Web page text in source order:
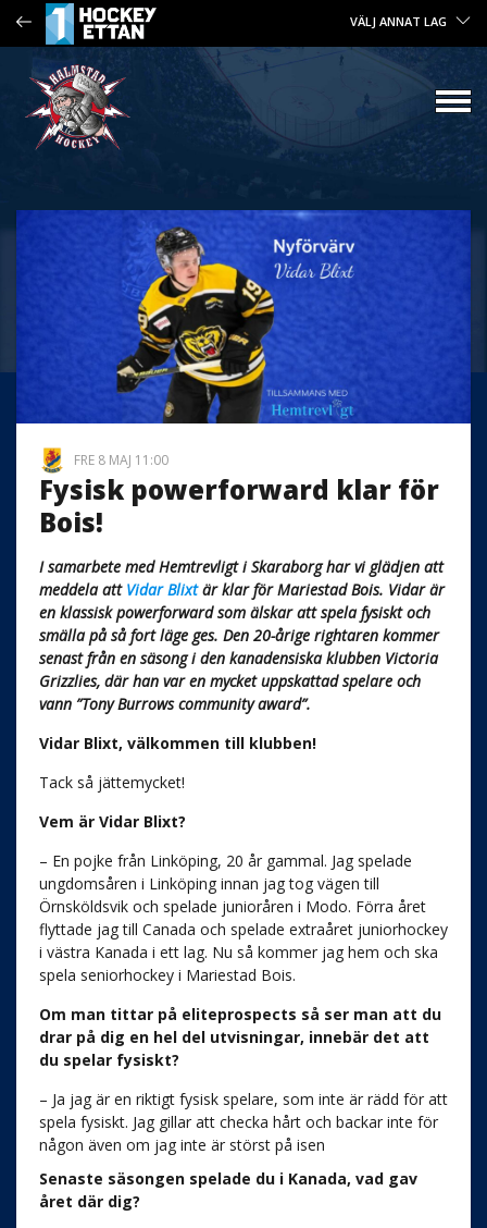
VÄLJ ANNAT LAG
FRE 8 MAJ 11:00
Fysisk powerforward klar för
Bois!
I samarbete med Hemtrevligt i Skaraborg har vi glädjen att
meddela att Vidar Blixtär klar för Mariestad Bois. Vidar är
en klassisk powerforward som älskar att spela fysiskt och
smälla på så fort läge ges. Den 20-årige rightaren kommer
senast från en säsong i den kanadensiska klubben Victoria
Grizzlies, där han var en mycket uppskattad spelare och
vann ”Tony Burrows community award”.
Vidar Blixt, välkommen till klubben!
Tack så jättemycket!
Vem är Vidar Blixt?
– En pojke från Linköping, 20 år gammal. Jag spelade
ungdomsåren i Linköping innan jag tog vägen till
Örnsköldsvik och spelade junioråren i Modo. Förra året
flyttade jag till Canada och spelade extraåret juniorhockey
i västra Kanada i ett lag. Nu så kommer jag hem och ska
spela seniorhockey i Mariestad Bois.
Om man tittar på eliteprospects så ser man att du
drar på dig en hel del utvisningar, innebär det att
du spelar fysiskt?
– Ja jag är en riktigt fysisk spelare, som inte är rädd för att
spela fysiskt. Jag gillar att checka hårt och backar inte för
någon även om jag inte är störst på isen
Senaste säsongen spelade du i Kanada, vad gav
året där dig?